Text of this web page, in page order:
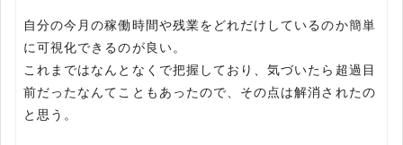
自分の今月の稼働時間や残業をどれだけしているのか簡単
に可視化できるのが良い。
これまではなんとなくで把握しており、気づいたら超過目
前だったなんてこともあったので、その点は解消されたの
と思う。